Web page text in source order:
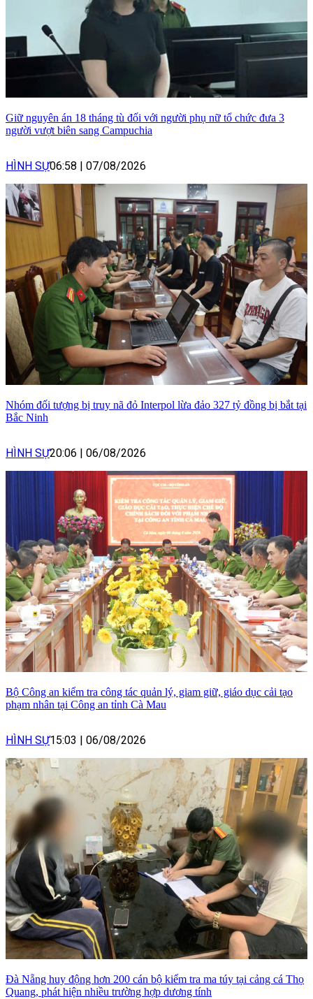
Giữ nguyên án 18 tháng tù đối với người phụ nữ tổ chức đưa 3
người vượt biên sang Campuchia
HÌNH SỰ06:58 | 07/08/2026
Nhóm đối tượng bị truy nã đỏ Interpol lừa đảo 327 tỷ đồng bị bắt tại
Bắc Ninh
HÌNH SỰ20:06 | 06/08/2026
Bộ Công an kiểm tra công tác quản lý, giam giữ, giáo dục cải tạo
phạm nhân tại Công an tỉnh Cà Mau
HÌNH SỰ15:03 | 06/08/2026
Đà Nẵng huy động hơn 200 cán bộ kiểm tra ma túy tại cảng cá Thọ
Quang, phát hiện nhiều trường hợp dương tính